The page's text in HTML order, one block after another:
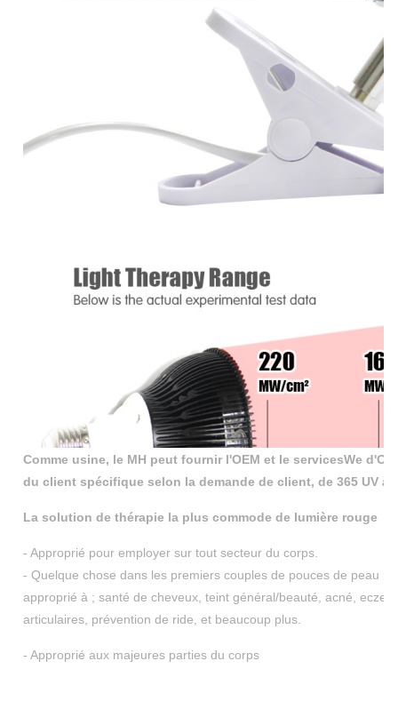
Comme usine, le MH peut fournir l'OEM et le servicesWe
du client spécifique selon la demande de client, de 365 UV à
La solution de thérapie la plus commode de lumière rouge
- Approprié pour employer sur tout secteur du corps.
- Quelque chose dans les premiers couples de pouces de peau
approprié à ; santé de cheveux, teint général/beauté, acné,
articulaires, prévention de ride, et beaucoup plus.
- Approprié aux majeures parties du corps